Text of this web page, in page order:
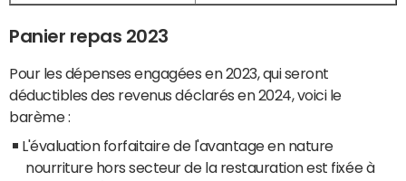
Panier repas 2023
Pour les dépenses engagées en 2023, qui seront
déductibles des revenus déclarés en 2024, voici le
barème :
L'évaluation forfaitaire de l'avantage en nature
nourriture hors secteur de la restauration est fixée à